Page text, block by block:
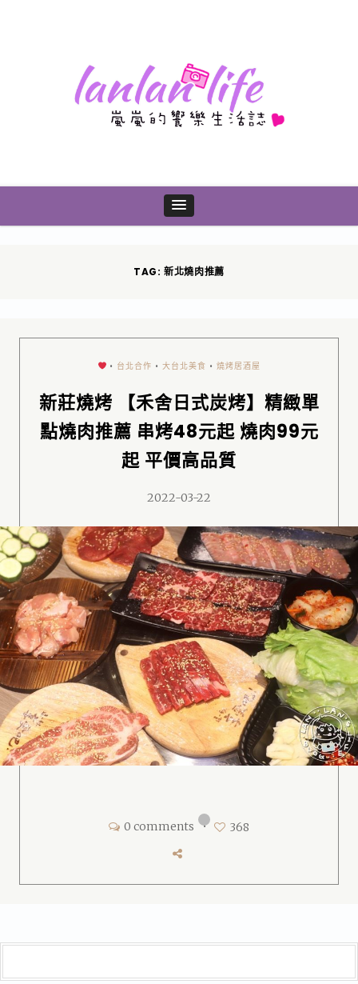
TAG: 新北燒肉推薦
• 台北合作 •大台北美食 •燒烤居酒屋
新莊燒烤 【禾舍日式炭烤】精緻單
點燒肉推薦 串烤48元起 燒肉99元
起 平價高品質
2022-03-22
0 comments • 368